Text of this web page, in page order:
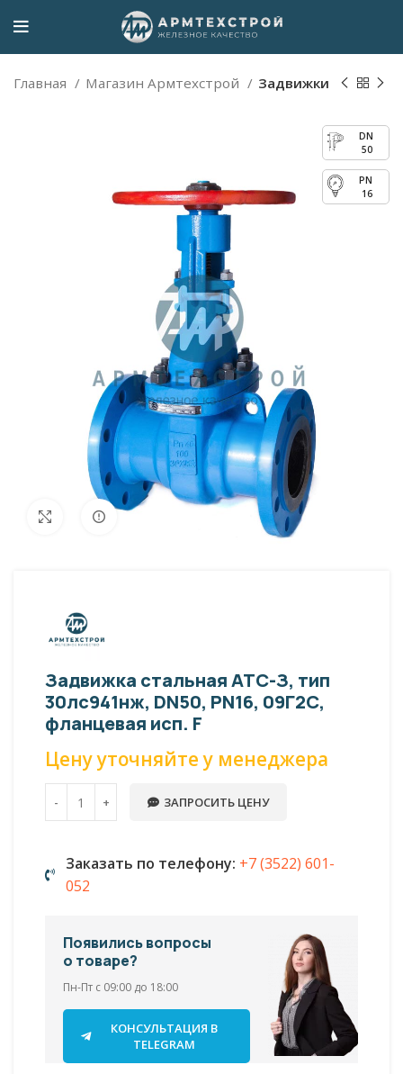
Главная Магазин Армтехстрой Задвижки
50
16
УвеличитьВнешний вид изделия может отличаться
от фото представленных на странице!
Задвижка стальная АТС-З, тип
30лс941нж, DN50, PN16, 09Г2С,
фланцевая исп. F
Цену уточняйте у менеджера
ЗАПРОСИТЬ ЦЕНУ
Заказать по телефону: +7 (3522) 601-
052
Появились вопросы
о товаре?
Пн-Пт с 09:00 до 18:00
КОНСУЛЬТАЦИЯ В
TELEGRAM